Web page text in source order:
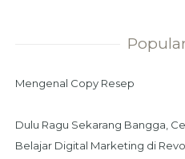
Mengenal Copy Resep
Dulu Ragu Sekarang Bangga,
Belajar Digital Marketing di